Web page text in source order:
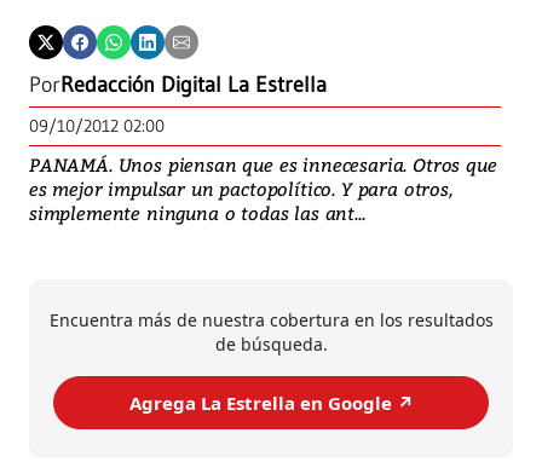
PorRedacción Digital La Estrella
09/10/2012 02:00
PANAMÁ. Unos piensan que es innecesaria. Otros que
es mejor impulsar un pactopolítico. Y para otros,
simplemente ninguna o todas las ant...
Encuentra más de nuestra cobertura en los resultados
de búsqueda.
Agrega La Estrella en Google ↗️